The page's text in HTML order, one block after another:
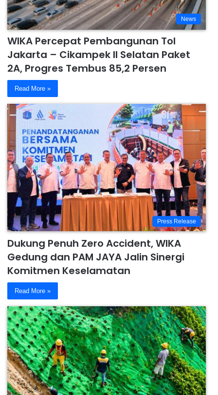
News
WIKA Percepat Pembangunan Tol
Jakarta – Cikampek II Selatan Paket
2A, Progres Tembus 85,2 Persen
Read More »
Press Release
Dukung Penuh Zero Accident, WIKA
Gedung dan PAM JAYA Jalin Sinergi
Komitmen Keselamatan
Read More »